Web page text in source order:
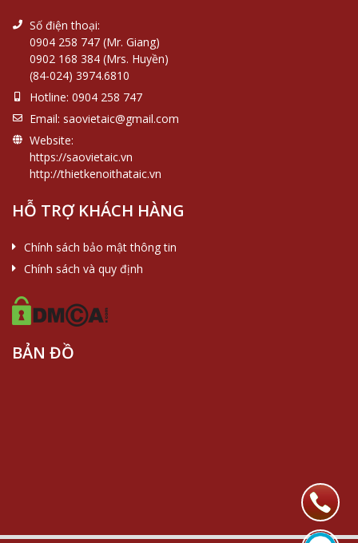
Số điện thoại:
0904 258 747 (Mr. Giang)
0902 168 384 (Mrs. Huyền)
(84-024) 3974.6810
Hotline: 0904 258 747
Email: saovietaic@gmail.com
Website:
https://saovietaic.vn
http://thietkenoithataic.vn
HỖ TRỢ KHÁCH HÀNG
Chính sách bảo mật thông tin
Chính sách và quy định
BẢN ĐỒ